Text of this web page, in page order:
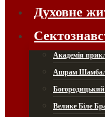
Духовне
Академія
Ашрам
Велике Біле